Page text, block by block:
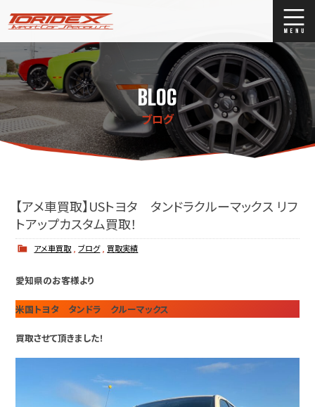
ブログ
Stock list
ストックリスト
買取
BLOG
ブログ
【アメ車買取】USトヨタ タンドラクルーマックス リフ
トアップカスタム買取！
アメ車買取 ,ブログ, 買取実績
愛知県のお客様より
米国トヨタ タンドラ クルーマックス
買取させて頂きました！